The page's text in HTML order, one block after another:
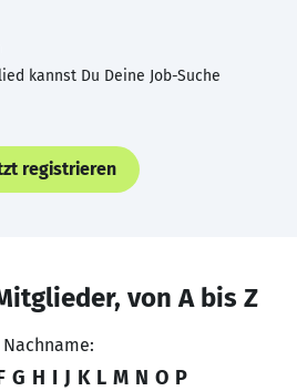
kannst Du Deine Job-Suche
registrieren
von A bis Z
Nachname:
G H I J K L M N O P